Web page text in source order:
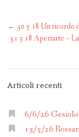
Post
navigation
← 30 5 18 Un ricordo
31 5 18 Aperiarte –
Articoli recenti
6/6/26 Gesiolo
15/5/26